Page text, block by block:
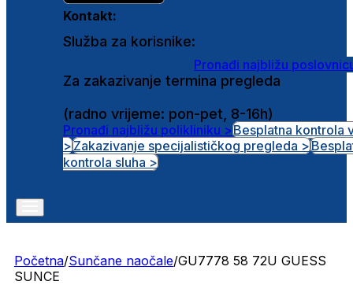
Kontakt:
Služba za korisnike:
Pronađi najbližu
Za zakazivanje termina pregleda
(radno vrijeme: pon-pet, 8-16h)
Pronađi najbližu polikliniku >Besplatna kontrola
>Zakazivanje specijalističkog pregleda >
kontrola sluha >
Početna/Sunčane naočale/GU7778 58 72U GUESS
SUNCE